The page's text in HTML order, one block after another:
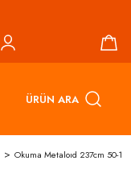
ÜRÜN ARA
Okuma Metaloıd 237cm 50-